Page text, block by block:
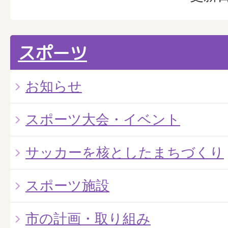
スポーツ
お知らせ
スポーツ大会・イベント
サッカーを核としたまちづくり
スポーツ施設
市の計画・取り組み